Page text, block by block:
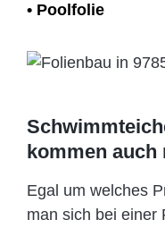
• Poolfolie
kommen auch
Egal um welches
man sich bei einer